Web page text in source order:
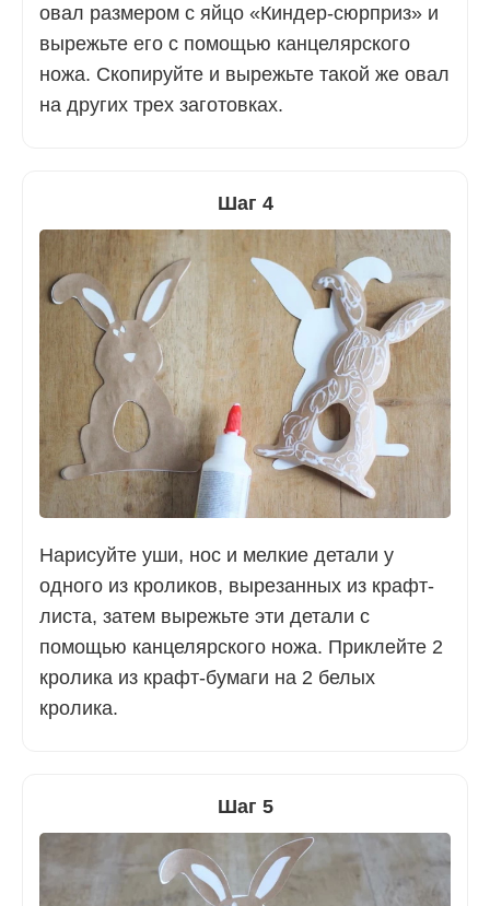
овал размером с яйцо «Киндер-сюрприз» и
вырежьте его с помощью канцелярского
ножа. Скопируйте и вырежьте такой же овал
на других трех заготовках.
Шаг 4
Нарисуйте уши, нос и мелкие детали у
одного из кроликов, вырезанных из крафт-
листа, затем вырежьте эти детали с
помощью канцелярского ножа. Приклейте 2
кролика из крафт-бумаги на 2 белых
кролика.
Шаг 5